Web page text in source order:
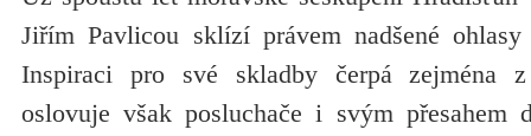
Jiřím Pavlicou sklízí právem nadšené
Inspiraci pro své skladby čerpá zejména
oslovuje však posluchače i svým přesahem